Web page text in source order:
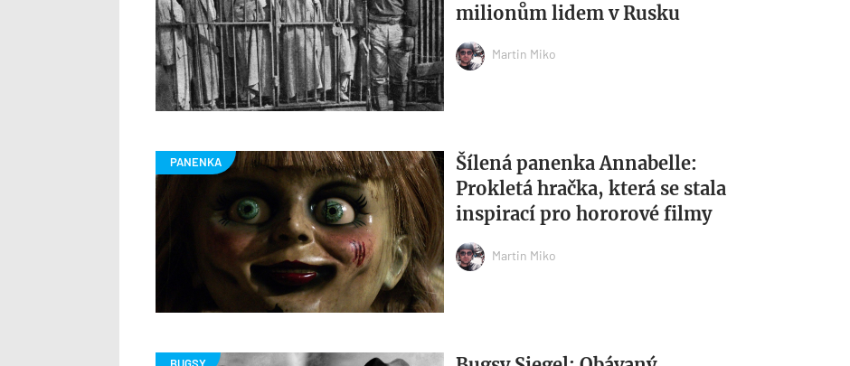
milionům lidem v Rusku
Martin Miko
Šílená panenka Annabelle:
Prokletá hračka, která se stala
inspirací pro hororové filmy
Martin Miko